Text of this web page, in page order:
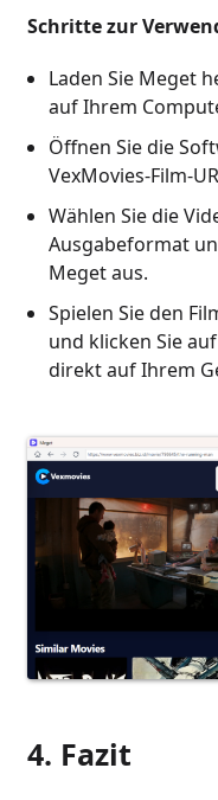
Schritte zur
Laden Sie Meget
auf Ihrem
Öffnen Sie die
VexMovies-Film-
Wählen Sie die
Ausgabeformat
Meget aus.
Spielen Sie den
und klicken Sie
direkt auf Ihrem
4. Fazit